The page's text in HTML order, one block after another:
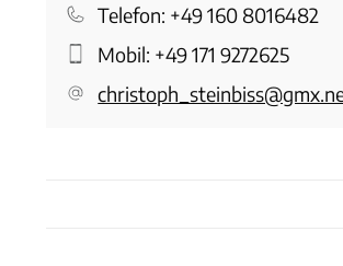
Telefon: +49 160 8016482
Mobil: +49 171 9272625